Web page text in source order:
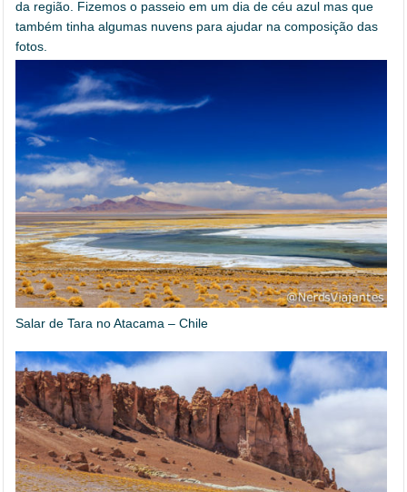
da região. Fizemos o passeio em um dia de céu azul mas que
também tinha algumas nuvens para ajudar na composição das
fotos.
Salar de Tara no Atacama – Chile